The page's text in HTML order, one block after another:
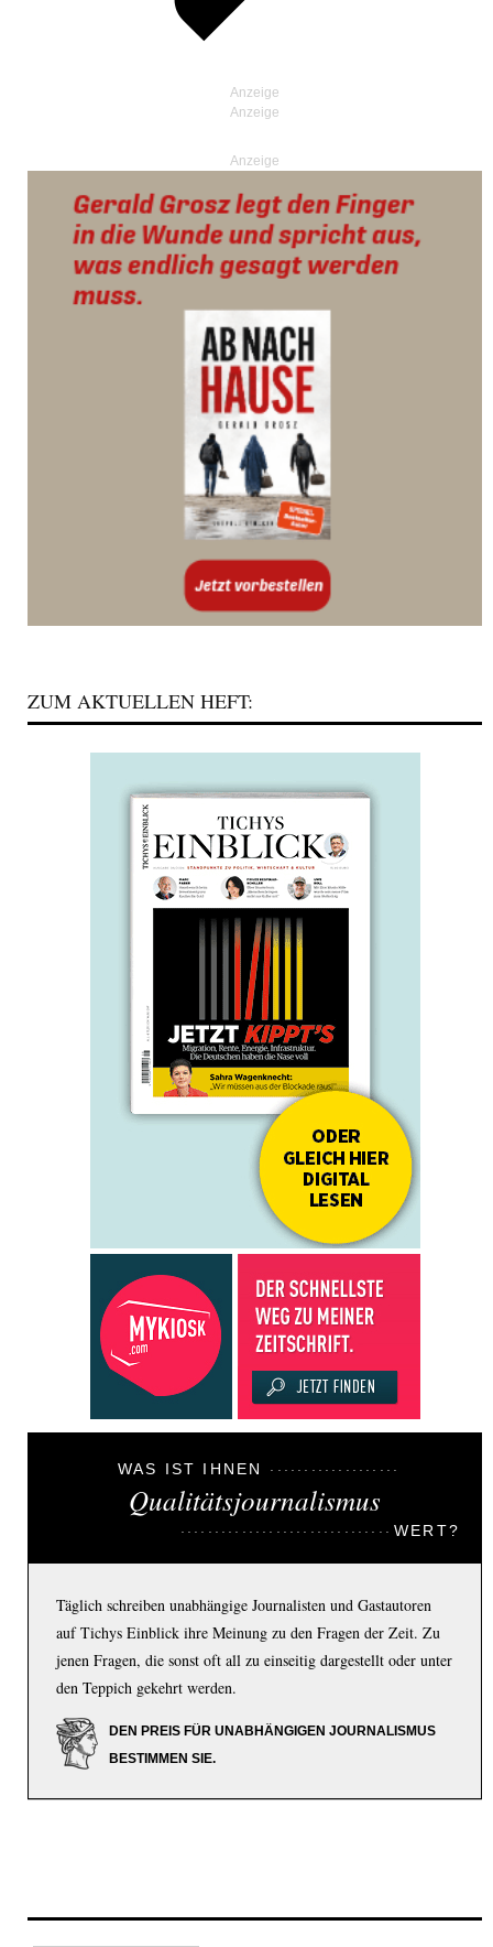
Anzeige
ZUM AKTUELLEN HEFT:
WAS IST IHNEN
Qualitätsjournalismus
WERT?
Täglich schreiben unabhängige Journalisten und Gastautoren
auf Tichys Einblick ihre Meinung zu den Fragen der Zeit. Zu
jenen Fragen, die sonst oft all zu einseitig dargestellt oder unter
den Teppich gekehrt werden.
DEN PREIS FÜR UNABHÄNGIGEN JOURNALISMUS
BESTIMMEN SIE.